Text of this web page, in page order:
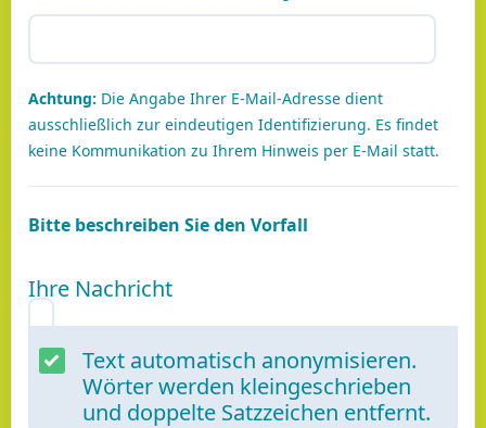
Achtung: Die Angabe Ihrer E-Mail-Adresse dient
ausschließlich zur eindeutigen Identifizierung. Es findet
keine Kommunikation zu Ihrem Hinweis per E-Mail statt.
Bitte beschreiben Sie den Vorfall
Ihre Nachricht
Text automatisch anonymisieren.
Wörter werden kleingeschrieben
und doppelte Satzzeichen entfernt.